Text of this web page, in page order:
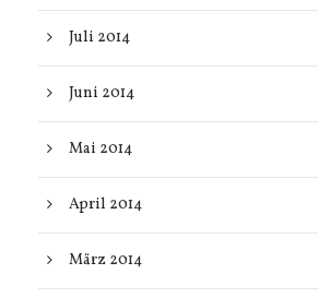
Juli 2014
Juni 2014
Mai 2014
April 2014
März 2014